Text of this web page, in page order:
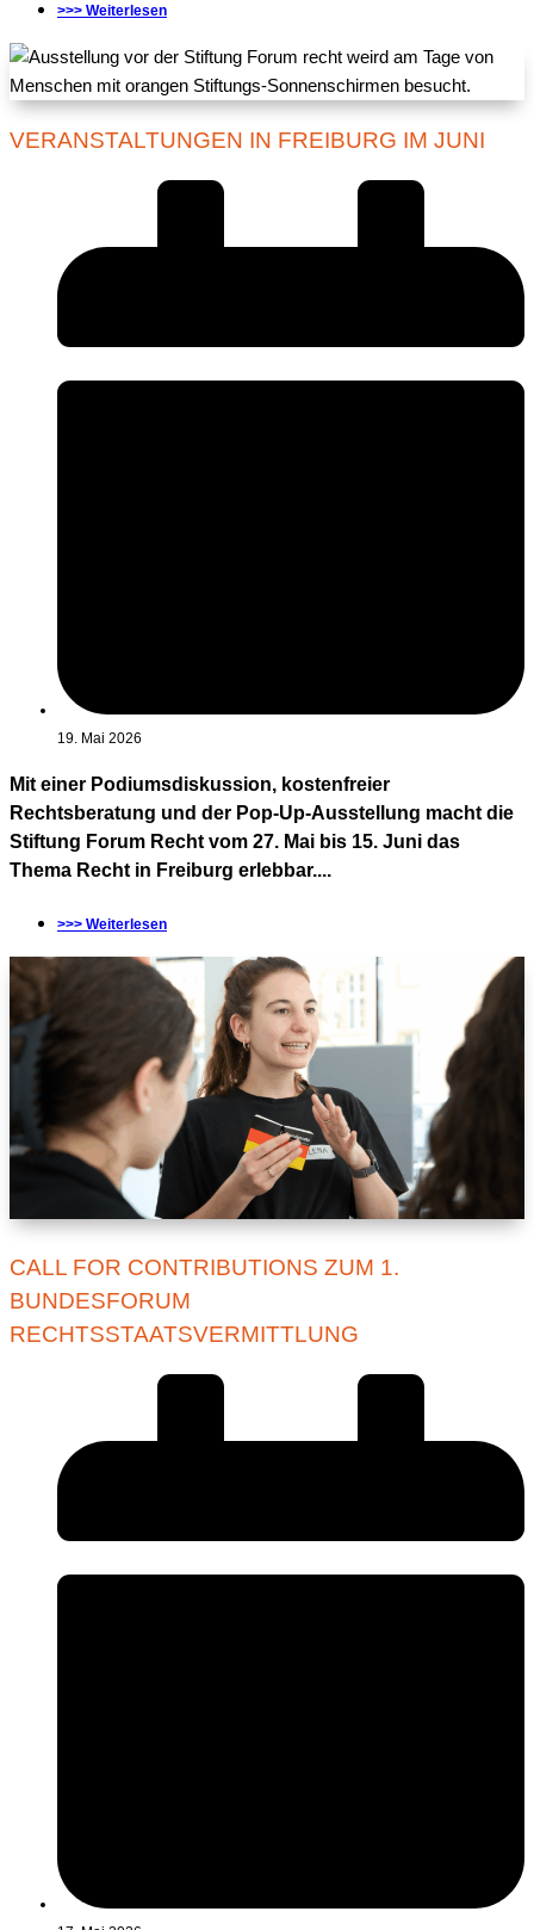
>>> Weiterlesen
VERANSTALTUNGEN IN FREIBURG IM JUNI
19. Mai 2026
Mit einer Podiumsdiskussion, kostenfreier
Rechtsberatung und der Pop-Up-Ausstellung macht die
Stiftung Forum Recht vom 27. Mai bis 15. Juni das
Thema Recht in Freiburg erlebbar....
>>> Weiterlesen
CALL FOR CONTRIBUTIONS ZUM 1.
BUNDESFORUM
RECHTSSTAATSVERMITTLUNG